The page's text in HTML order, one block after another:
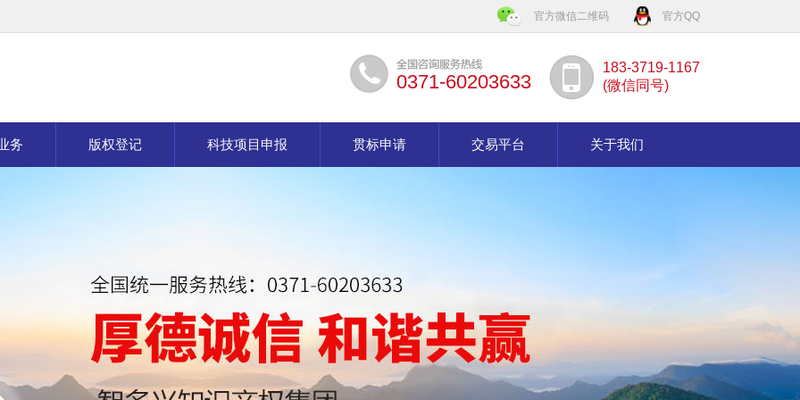
官方微信二维码 官方QQ
183-3719-1167
(微信同号)
0371-60203633
务 版权登记 科技项目申报 贯标申请 交易平台 关于我们